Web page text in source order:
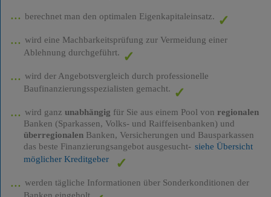
berechnet man den optimalen Eigenkapitaleinsatz.
wird eine Machbarkeitsprüfung zur Vermeidung einer
Ablehnung durchgeführt.
wird der Angebotsvergleich durch professionelle
Baufinanzierungsspezialisten gemacht.
wird ganz unabhängig für Sie aus einem Pool von regionalen
Banken (Sparkassen, Volks- und Raiffeisenbanken) und
überregionalenBanken, Versicherungen und Bausparkassen
das beste Finanzierungsangebot ausgesucht- siehe Übersicht
möglicher Kreditgeber
werden tägliche Informationen über Sonderkonditionen der